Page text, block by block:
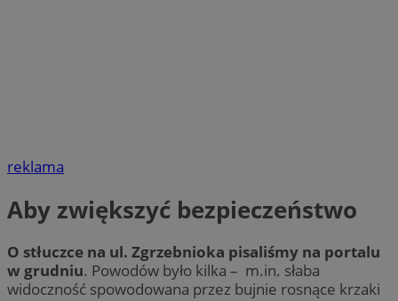
reklama
Aby zwiększyć bezpieczeństwo
O stłuczce na ul. Zgrzebnioka pisaliśmy na portalu
w grudniu. Powodów było kilka – m.in. słaba
widoczność spowodowana przez bujnie rosnące krzaki